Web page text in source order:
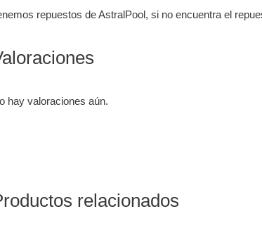
repuestos de AstralPool, si no encuentra el
hay valoraciones aún.
relacionados